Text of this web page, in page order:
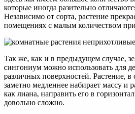
которые иногда разительно
Независимо от сорта, растение
помещениях с малым количеством
Так же, как и в предыдущем случае,
сингониум можно использовать для
различных поверхностей. Растение,
заметно медленнее набирает массу и
как лиана, направить его в
довольно сложно.